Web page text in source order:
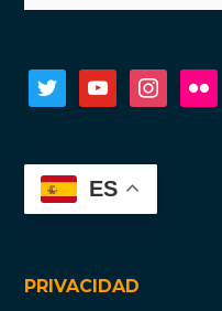
twitter youtube
ES
PRIVACIDAD